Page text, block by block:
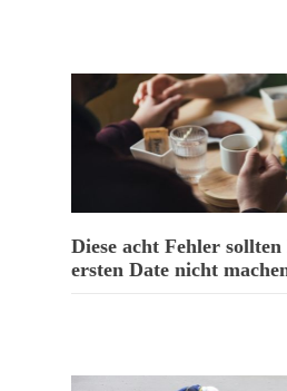
Diese acht Fehler
ersten Date nicht